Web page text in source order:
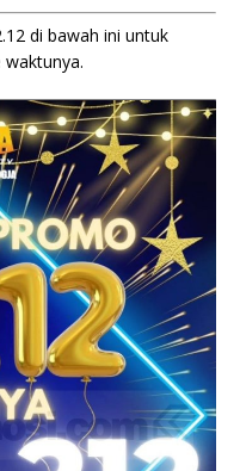
di bawah ini untuk